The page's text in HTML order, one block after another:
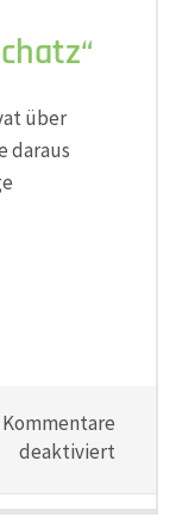
über
daraus
Kommentare
deaktiviert